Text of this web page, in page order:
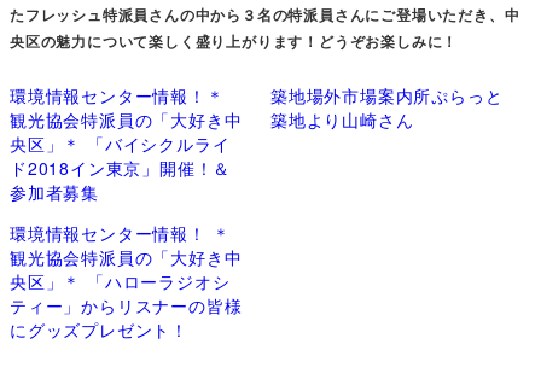
たフレッシュ特派員さんの中から３名の特派員さんにご登場いただき、中
央区の魅力について楽しく盛り上がります！どうぞお楽しみに！
環境情報センター情報！＊
観光協会特派員の「大好き中
央区」＊ 「バイシクルライ
ド2018イン東京」開催！＆
参加者募集
築地場外市場案内所ぷらっと
築地より山崎さん
環境情報センター情報！ ＊
観光協会特派員の「大好き中
央区」＊ 「ハローラジオシ
ティー」からリスナーの皆様
にグッズプレゼント！